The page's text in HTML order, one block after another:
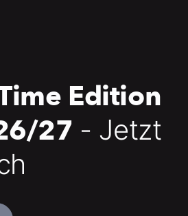
Edition
27 - Jetzt